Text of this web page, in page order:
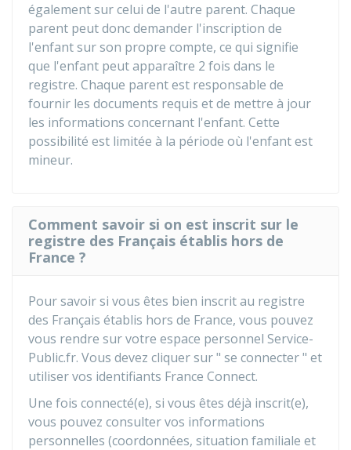
également sur celui de l'autre parent. Chaque
parent peut donc demander l'inscription de
l'enfant sur son propre compte, ce qui signifie
que l'enfant peut apparaître 2 fois dans le
registre. Chaque parent est responsable de
fournir les documents requis et de mettre à jour
les informations concernant l'enfant. Cette
possibilité est limitée à la période où l'enfant est
mineur.
Comment savoir si on est inscrit sur le
registre des Français établis hors de
France ?
Pour savoir si vous êtes bien inscrit au registre
des Français établis hors de France, vous pouvez
vous rendre sur votre espace personnel Service-
Public.fr. Vous devez cliquer sur " se connecter " et
utiliser vos identifiants France Connect.
Une fois connecté(e), si vous êtes déjà inscrit(e),
vous pouvez consulter vos informations
personnelles (coordonnées, situation familiale et